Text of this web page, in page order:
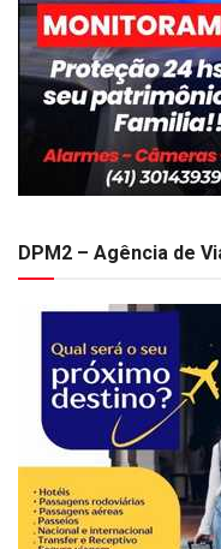
DPM2 – Agência de